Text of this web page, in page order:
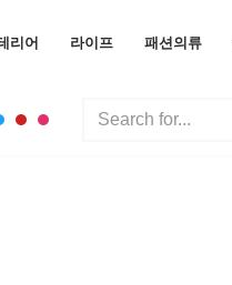
리어 라이프 패션의류